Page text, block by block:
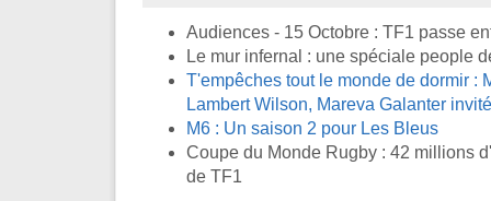
Audiences - 15 Octobre : TF1 passe
Le mur infernal : une spéciale people
T'empêches tout le monde de dormir :
Lambert Wilson, Mareva Galanter
M6 : Un saison 2 pour Les Bleus
Coupe du Monde Rugby : 42 millions
de TF1